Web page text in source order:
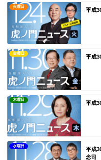
火曜日
平成
金曜日
平成
木曜日
平成
水曜日
平成
念司